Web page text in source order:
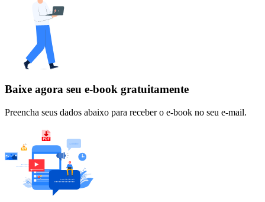
Baixe agora seu e-book gratuitamente
Preencha seus dados abaixo para receber o e-book no seu e-mail.